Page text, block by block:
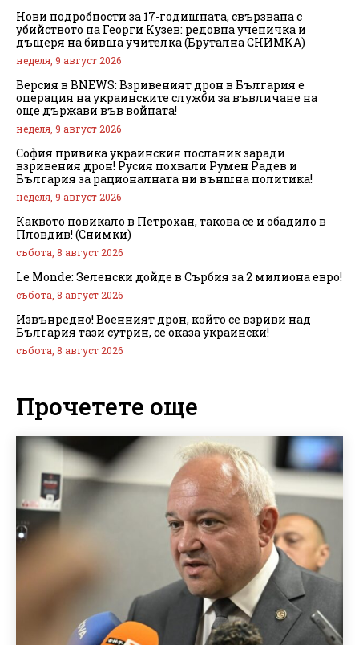
Нови подробности за 17-годишната, свързвана с
убийството на Георги Кузев: редовна ученичка и
дъщеря на бивша учителка (Брутална СНИМКА)
неделя, 9 август 2026
Версия в BNEWS: Взривеният дрон в България е
операция на украинските служби за въвличане на
още държави във войната!
неделя, 9 август 2026
София привика украинския посланик заради
взривения дрон! Русия похвали Румен Радев и
България за рационалната ни външна политика!
неделя, 9 август 2026
Каквото повикало в Петрохан, такова се и обадило в
Пловдив! (Снимки)
събота, 8 август 2026
Le Monde: Зеленски дойде в Сърбия за 2 милиона евро!
събота, 8 август 2026
Извънредно! Военният дрон, който се взриви над
България тази сутрин, се оказа украински!
събота, 8 август 2026
Прочетете още